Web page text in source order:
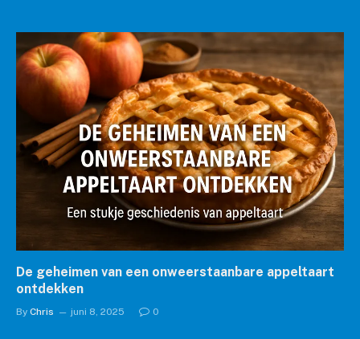
De geheimen van een onweerstaanbare appeltaart
ontdekken
By Chris juni 8, 2025 0